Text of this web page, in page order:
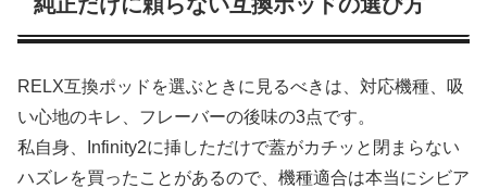
RELX互換ポッドを選ぶときに見るべきは、対応機種、吸
い心地のキレ、フレーバーの後味の3点です。
私自身、Infinity2に挿しただけで蓋がカチッと閉まらない
ハズレを買ったことがあるので、機種適合は本当にシビア